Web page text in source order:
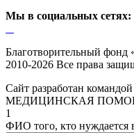
Мы в социальных сетях:
Благотворительный
2010-2026 Все права
Сайт разработан командой
МЕДИЦИНСКАЯ
1
ФИО того, кто нуждается